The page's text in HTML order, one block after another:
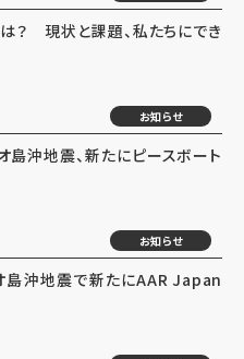
は？ 現状と課題、私たちにでき
お知らせ
島沖地震、新たにピースボート
お知らせ
島沖地震で新たにAAR Japan